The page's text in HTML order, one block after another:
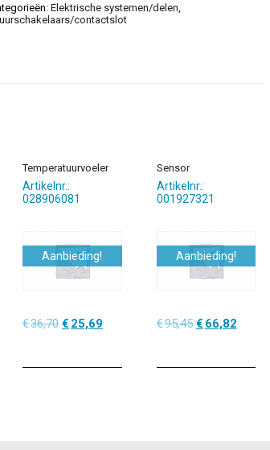
Elektrische systemen/delen
contactslot
Temperatuurvoeler
Artikelnr.:
028906081
Aanbieding!
€36,70 Oorspronkelijke
€36,70.
€ 25,69Huidige
€25,69.
Sensor
Artikelnr.:
001927321
Aanbieding!
€95,45 Oorspronkelijke
€95,45.
€ 66,82Huidige
€66,82.